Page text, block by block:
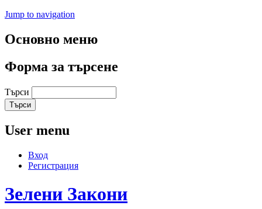
Jump to navigation
Основно меню
Форма за търсене
Търси
User menu
Вход
Регистрация
Зелени Закони